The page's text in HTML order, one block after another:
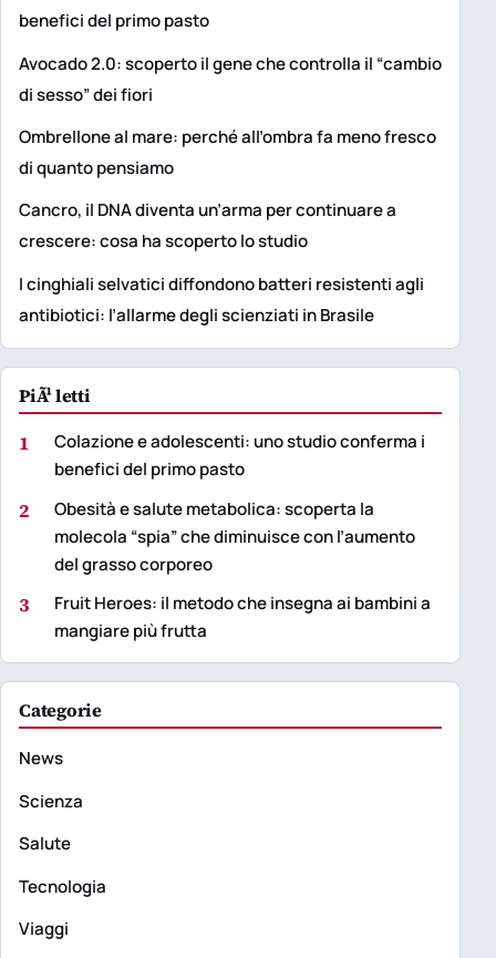
benefici del primo pasto
Avocado 2.0: scoperto il gene che controlla il “cambio
di sesso” dei fiori
Ombrellone al mare: perché all’ombra fa meno fresco
di quanto pensiamo
Cancro, il DNA diventa un’arma per continuare a
crescere: cosa ha scoperto lo studio
I cinghiali selvatici diffondono batteri resistenti agli
antibiotici: l’allarme degli scienziati in Brasile
PiÃ¹ letti
1
Colazione e adolescenti: uno studio conferma i
benefici del primo pasto
2
Obesità e salute metabolica: scoperta la
molecola “spia” che diminuisce con l’aumento
del grasso corporeo
3
Fruit Heroes: il metodo che insegna ai bambini a
mangiare più frutta
Categorie
News
Scienza
Salute
Tecnologia
Viaggi